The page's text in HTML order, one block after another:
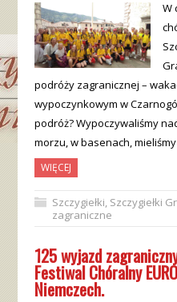
W
podróży zagranicznej –
wypoczynkowym w
podróż? Wypoczywaliśmy
morzu, w basenach,
WIĘCEJ
Szczygiełki, Szczygiełki
zagraniczne
125 wyjazd
Festiwal Chóralny
Niemczech.